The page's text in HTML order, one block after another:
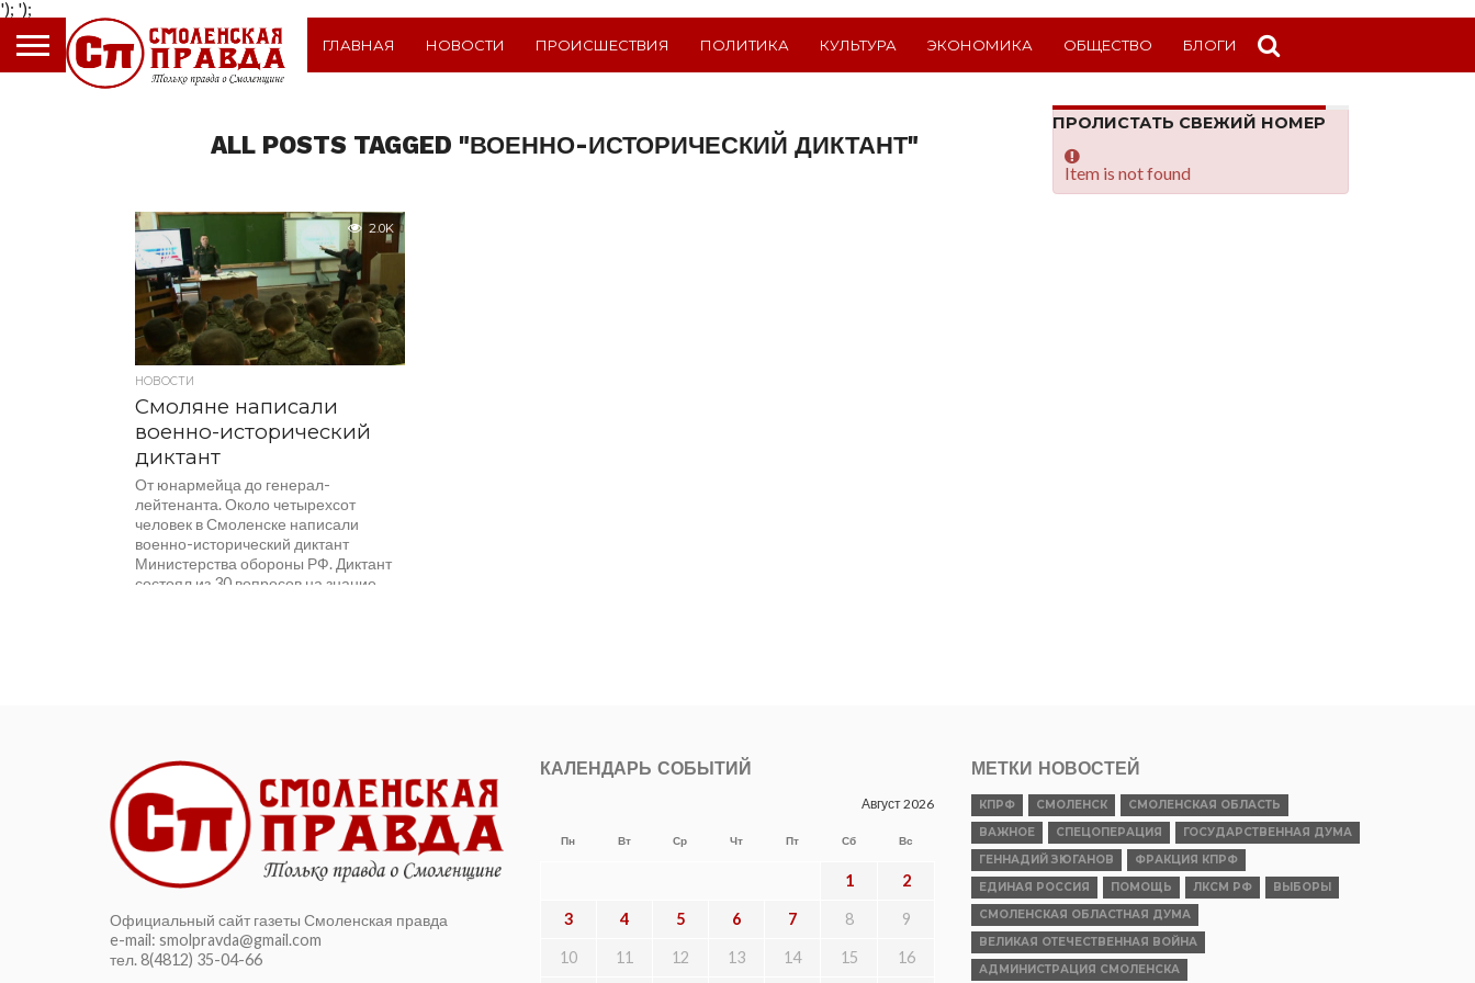
');
ГЛАВНАЯ НОВОСТИ ПРОИСШЕСТВИЯ ПОЛИТИКА КУЛЬТУРА ЭКОНОМИКА ОБЩЕСТВО БЛОГИ
ALL POSTS TAGGED "ВОЕННО-ИСТОРИЧЕСКИЙ ДИКТАНТ"
2.0K
НОВОСТИ
Смоляне написали
военно-исторический
диктант
От юнармейца до генерал-
лейтенанта. Около четырехсот
человек в Смоленске написали
военно-исторический диктант
Министерства обороны РФ. Диктант
состоял из 30 вопросов на знание...
ПРОЛИСТАТЬ СВЕЖИЙ НОМЕР
Item is not found
Официальный сайт газеты Смоленская правда
e-mail: smolpravda@gmail.com
тел. 8(4812) 35-04-66
КАЛЕНДАРЬ СОБЫТИЙ
Август 2026
Пн Вт Ср Чт Пт Сб Вс
1 2
3 4 5 6 7 8 9
10 11 12 13 14 15 16
МЕТКИ НОВОСТЕЙ
КПРФ СМОЛЕНСК
СМОЛЕНСКАЯ ОБЛАСТЬ
ВАЖНОЕ
СПЕЦОПЕРАЦИЯ
ГОСУДАРСТВЕННАЯ ДУМА
ГЕННАДИЙ ЗЮГАНОВ
ФРАКЦИЯ КПРФ
ЕДИНАЯ РОССИЯ
ПОМОЩЬ ЛКСМ РФ
ВЫБОРЫ
СМОЛЕНСКАЯ ОБЛАСТНАЯ ДУМА
ВЕЛИКАЯ ОТЕЧЕСТВЕННАЯ ВОЙНА
АДМИНИСТРАЦИЯ СМОЛЕНСКА
');